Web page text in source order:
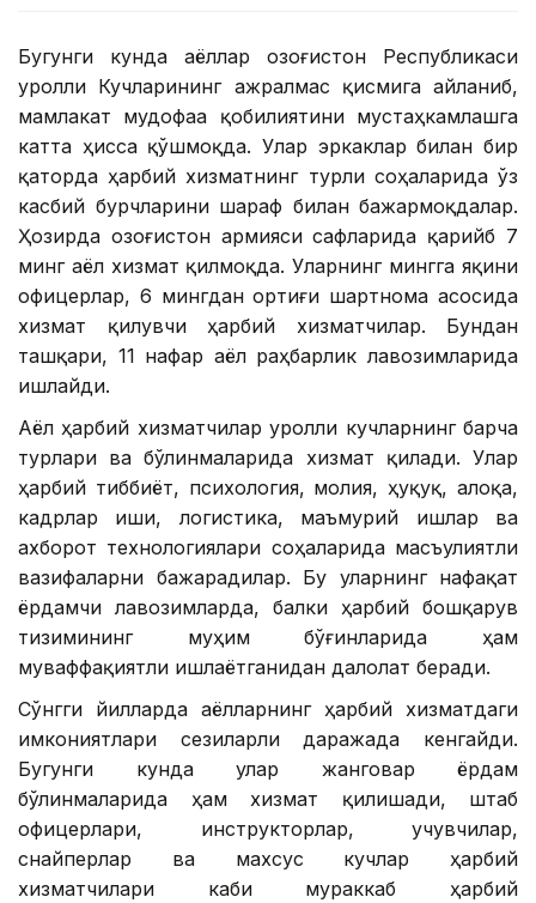
Бугунги кунда аёллар Қозоғистон Республикаси
Қуролли Кучларининг ажралмас қисмига айланиб,
мамлакат мудофаа қобилиятини мустаҳкамлашга
катта ҳисса қўшмоқда. Улар эркаклар билан бир
қаторда ҳарбий хизматнинг турли соҳаларида ўз
касбий бурчларини шараф билан бажармоқдалар.
Ҳозирда Қозоғистон армияси сафларида қарийб 7
минг аёл хизмат қилмоқда. Уларнинг мингга яқини
офицерлар, 6 мингдан ортиғи шартнома асосида
хизмат қилувчи ҳарбий хизматчилар. Бундан
ташқари, 11 нафар аёл раҳбарлик лавозимларида
ишлайди.
Аёл ҳарбий хизматчилар Қуролли кучларнинг барча
турлари ва бўлинмаларида хизмат қилади. Улар
ҳарбий тиббиёт, психология, молия, ҳуқуқ, алоқа,
кадрлар иши, логистика, маъмурий ишлар ва
ахборот технологиялари соҳаларида масъулиятли
вазифаларни бажарадилар. Бу уларнинг нафақат
ёрдамчи лавозимларда, балки ҳарбий бошқарув
тизимининг муҳим бўғинларида ҳам
муваффақиятли ишлаётганидан далолат беради.
Сўнгги йилларда аёлларнинг ҳарбий хизматдаги
имкониятлари сезиларли даражада кенгайди.
Бугунги кунда улар жанговар ёрдам
бўлинмаларида ҳам хизмат қилишади, штаб
офицерлари, инструкторлар, учувчилар,
снайперлар ва махсус кучлар ҳарбий
хизматчилари каби мураккаб ҳарбий